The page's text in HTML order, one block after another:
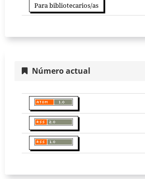
Para bibliotecarios/as
Número actual